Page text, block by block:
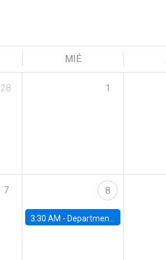
MIÉ
28 1
7 8
3:30 AM - Department Seminar: James Robinson